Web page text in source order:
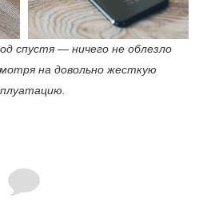
спустя — ничего не облезло
на довольно жесткую